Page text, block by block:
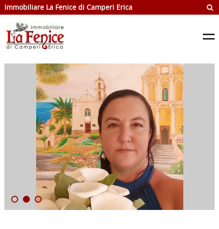
Immobiliare La Fenice di Camperi Erica